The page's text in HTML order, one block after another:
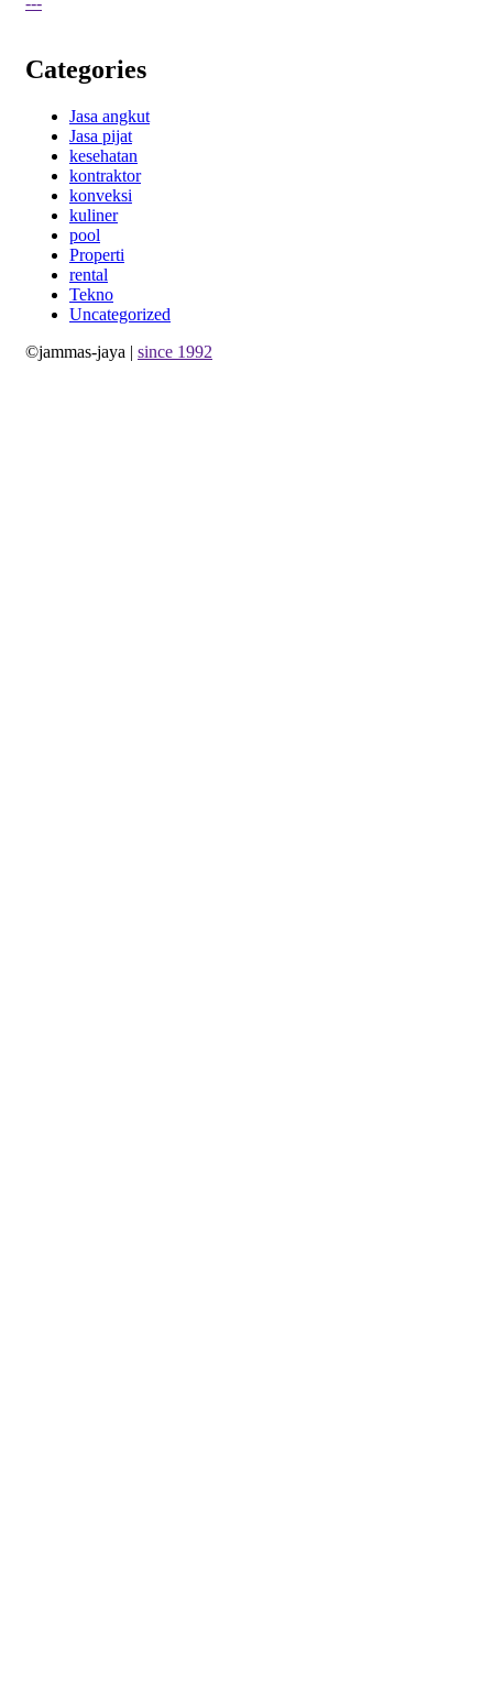
Categories
Jasa angkut
Jasa pijat
kesehatan
kontraktor
konveksi
kuliner
pool
Properti
rental
Tekno
Uncategorized
©jammas-jaya | since 1992